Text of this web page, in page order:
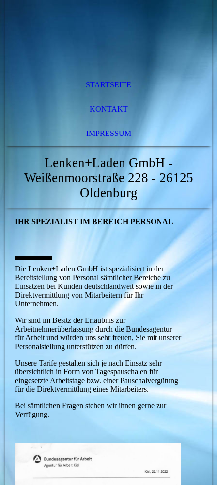
STARTSEITE
KONTAKT
IMPRESSUM
Lenken+Laden GmbH -
Weißenmoorstraße 228 - 26125
Oldenburg
IHR SPEZIALIST IM BEREICH PERSONAL
Die Lenken+Laden GmbH ist spezialisiert in der
Bereitstellung von Personal sämtlicher Bereiche zu
Einsätzen bei Kunden deutschlandweit sowie in der
Direktvermittlung von Mitarbeitern für Ihr
Unternehmen.
Wir sind im Besitz der Erlaubnis zur
Arbeitnehmerüberlassung durch die Bundesagentur
für Arbeit und würden uns sehr freuen, Sie mit unserer
Personalstellung unterstützen zu dürfen.
Unsere Tarife gestalten sich je nach Einsatz sehr
übersichtlich in Form von Tagespauschalen für
eingesetzte Arbeitstage bzw. einer Pauschalvergütung
für die Direktvermittlung eines Mitarbeiters.
Bei sämtlichen Fragen stehen wir ihnen gerne zur
Verfügung.